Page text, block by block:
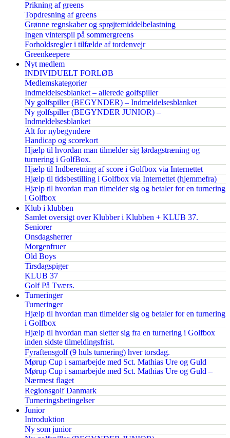
Prikning af greens
Topdresning af greens
Grønne regnskaber og sprøjtemiddelbelastning
Ingen vinterspil på sommergreens
Forholdsregler i tilfælde af tordenvejr
Greenkeepere
Nyt medlem
INDIVIDUELT FORLØB
Medlemskategorier
Indmeldelsesblanket – allerede golfspiller
Ny golfspiller (BEGYNDER) – Indmeldelsesblanket
Ny golfspiller (BEGYNDER JUNIOR) –
Indmeldelsesblanket
Alt for nybegyndere
Handicap og scorekort
Hjælp til hvordan man tilmelder sig lørdagstræning og
turnering i GolfBox.
Hjælp til Indberetning af score i Golfbox via Internettet
Hjælp til tidsbestilling i Golfbox via Internettet (hjemmefra)
Hjælp til hvordan man tilmelder sig og betaler for en turnering
i Golfbox
Klub i klubben
Samlet oversigt over Klubber i Klubben + KLUB 37.
Seniorer
Onsdagsherrer
Morgenfruer
Old Boys
Tirsdagspiger
KLUB 37
Golf På Tværs.
Turneringer
Turneringer
Hjælp til hvordan man tilmelder sig og betaler for en turnering
i Golfbox
Hjælp til hvordan man sletter sig fra en turnering i Golfbox
inden sidste tilmeldingsfrist.
Fyraftensgolf (9 huls turnering) hver torsdag.
Mørup Cup i samarbejde med Sct. Mathias Ure og Guld
Mørup Cup i samarbejde med Sct. Mathias Ure og Guld –
Nærmest flaget
Regionsgolf Danmark
Turneringsbetingelser
Junior
Introduktion
Ny som junior